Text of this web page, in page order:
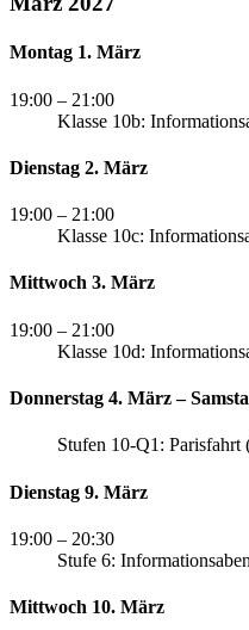
Montag 1. März
19:00 – 21:00
Klasse 10b:
Dienstag 2. März
19:00 – 21:00
Klasse 10c:
Mittwoch 3. März
19:00 – 21:00
Klasse 10d:
Donnerstag 4. März –
Stufen 10-Q1: Parisfahrt
Dienstag 9. März
19:00 – 20:30
Stufe 6:
Mittwoch 10. März